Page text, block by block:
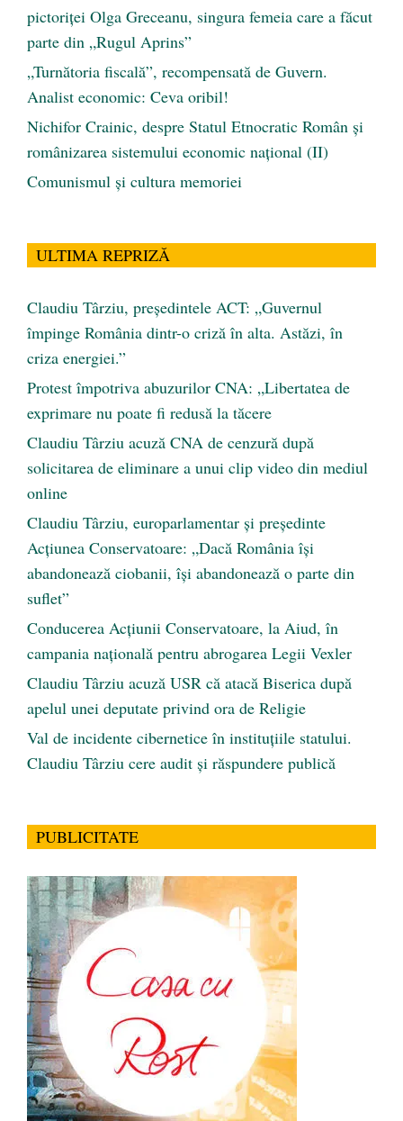
pictoriței Olga Greceanu, singura femeia care a făcut
parte din „Rugul Aprins”
„Turnătoria fiscală”, recompensată de Guvern.
Analist economic: Ceva oribil!
Nichifor Crainic, despre Statul Etnocratic Român şi
românizarea sistemului economic naţional (II)
Comunismul şi cultura memoriei
ULTIMA REPRIZĂ
Claudiu Târziu, președintele ACT: „Guvernul
împinge România dintr-o criză în alta. Astăzi, în
criza energiei.”
Protest împotriva abuzurilor CNA: „Libertatea de
exprimare nu poate fi redusă la tăcere
Claudiu Târziu acuză CNA de cenzură după
solicitarea de eliminare a unui clip video din mediul
online
Claudiu Târziu, europarlamentar și președinte
Acțiunea Conservatoare: „Dacă România își
abandonează ciobanii, își abandonează o parte din
suflet”
Conducerea Acțiunii Conservatoare, la Aiud, în
campania națională pentru abrogarea Legii Vexler
Claudiu Târziu acuză USR că atacă Biserica după
apelul unei deputate privind ora de Religie
Val de incidente cibernetice în instituțiile statului.
Claudiu Târziu cere audit și răspundere publică
PUBLICITATE